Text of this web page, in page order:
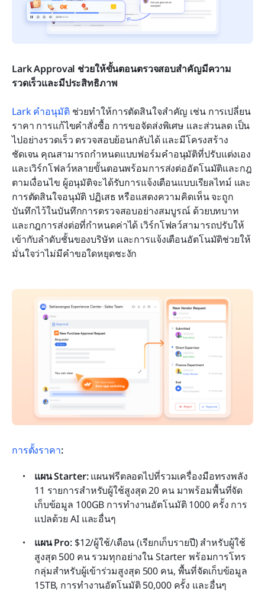
Lark Approval ช่วยให้ขั้นตอนตรวจสอบสำคัญมีความ
รวดเร็วและมีประสิทธิภาพ
Lark คำอนุมัติ ช่วยทำให้การตัดสินใจสำคัญ เช่น การเปลี่ยน
ราคา การแก้ไขคำสั่งซื้อ การขอจัดส่งพิเศษ และส่วนลด เป็น
ไปอย่างรวดเร็ว ตรวจสอบย้อนกลับได้ และมีโครงสร้าง
ชัดเจน คุณสามารถกำหนดแบบฟอร์มคำอนุมัติที่ปรับแต่งเอง
และเวิร์กโฟลว์หลายขั้นตอนพร้อมการส่งต่ออัตโนมัติและกฎ
ตามเงื่อนไข ผู้อนุมัติจะได้รับการแจ้งเตือนแบบเรียลไทม์ และ
การตัดสินใจอนุมัติ ปฏิเสธ หรือแสดงความคิดเห็น จะถูก
บันทึกไว้ในบันทึกการตรวจสอบอย่างสมบูรณ์ ด้วยบทบาท
และกฎการส่งต่อที่กำหนดค่าได้ เวิร์กโฟลว์สามารถปรับให้
เข้ากับลำดับชั้นของบริษัท และการแจ้งเตือนอัตโนมัติช่วยให้
มั่นใจว่าไม่มีคำขอใดหยุดชะงัก
การตั้งราคา:
แผน Starter: แผนฟรีตลอดไปที่รวมเครื่องมือทรงพลัง
11 รายการสำหรับผู้ใช้สูงสุด 20 คน มาพร้อมพื้นที่จัด
เก็บข้อมูล 100GB การทำงานอัตโนมัติ 1000 ครั้ง การ
แปลด้วย AI และอื่นๆ
แผน Pro: $12/ผู้ใช้/เดือน (เรียกเก็บรายปี) สำหรับผู้ใช้
สูงสุด 500 คน รวมทุกอย่างใน Starter พร้อมการโทร
กลุ่มสำหรับผู้เข้าร่วมสูงสุด 500 คน, พื้นที่จัดเก็บข้อมูล
15TB, การทำงานอัตโนมัติ 50,000 ครั้ง และอื่นๆ